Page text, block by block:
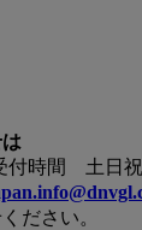
時間 土日祝
ださい。